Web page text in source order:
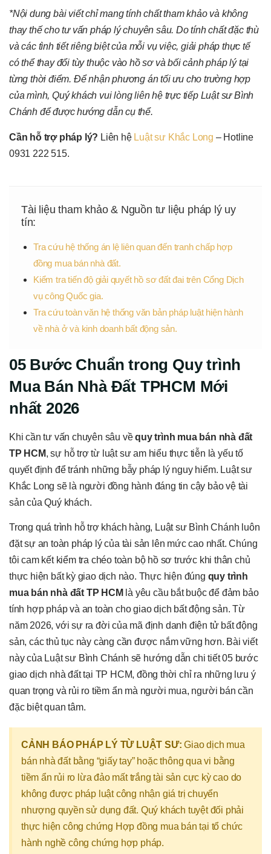
*Nội dung bài viết chỉ mang tính chất tham khảo và không
thay thế cho tư vấn pháp lý chuyên sâu. Do tính chất đặc thù
và các tình tiết riêng biệt của mỗi vụ việc, giải pháp thực tế
có thể thay đổi tùy thuộc vào hồ sơ và bối cảnh pháp lý tại
từng thời điểm. Để nhận phương án tối ưu cho trường hợp
của mình, Quý khách vui lòng liên hệ trực tiếp Luật sư Bình
Chánh để được hướng dẫn cụ thể.
Cần hỗ trợ pháp lý? Liên hệ Luật sư Khắc Long – Hotline
0931 222 515.
Tài liệu tham khảo & Nguồn tư liệu pháp lý uy
tín:
Tra cứu hệ thống án lệ liên quan đến tranh chấp hợp
đồng mua bán nhà đất.
Kiểm tra tiến độ giải quyết hồ sơ đất đai trên Cổng Dịch
vụ công Quốc gia.
Tra cứu toàn văn hệ thống văn bản pháp luật hiện hành
về nhà ở và kinh doanh bất động sản.
05 Bước Chuẩn trong Quy trình
Mua Bán Nhà Đất TPHCM Mới
nhất 2026
Khi cần tư vấn chuyên sâu vềquy trình mua bán nhà đất
TP HCM, sự hỗ trợ từ luật sư am hiểu thực tiễn là yếu tố
quyết định để tránh những bẫy pháp lý nguy hiểm. Luật sư
Khắc Long sẽ là người đồng hành đáng tin cậy bảo vệ tài
sản của Quý khách.
Trong quá trình hỗ trợ khách hàng, Luật sư Bình Chánh luôn
đặt sự an toàn pháp lý của tài sản lên mức cao nhất. Chúng
tôi cam kết kiểm tra chéo toàn bộ hồ sơ trước khi thân chủ
thực hiện bất kỳ giao dịch nào. Thực hiện đúng quy trình
mua bán nhà đất TP HCM là yêu cầu bắt buộc để đảm bảo
tính hợp pháp và an toàn cho giao dịch bất động sản. Từ
năm 2026, với sự ra đời của mã định danh điện tử bất động
sản, các thủ tục này càng cần được nắm vững hơn. Bài viết
này của Luật sư Bình Chánh sẽ hướng dẫn chi tiết 05 bước
giao dịch nhà đất tại TP HCM, đồng thời chỉ ra những lưu ý
quan trọng và rủi ro tiềm ẩn mà người mua, người bán cần
đặc biệt quan tâm.
CẢNH BÁO PHÁP LÝ TỪ LUẬT SƯ: Giao dịch mua
bán nhà đất bằng “giấy tay” hoặc thông qua vi bằng
tiềm ẩn rủi ro lừa đảo mất trắng tài sản cực kỳ cao do
không được pháp luật công nhận giá trị chuyển
nhượng quyền sử dụng đất. Quý khách tuyệt đối phải
thực hiện công chứng Hợp đồng mua bán tại tổ chức
hành nghề công chứng hợp pháp.